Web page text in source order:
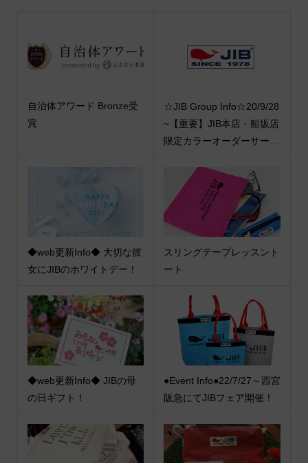
自治体アワード Bronze受
賞
☆JIB Group Info☆20/9/28
~【重要】JIB本店・船坂店
限定カラーオーダーサー...
◆web更新Info◆ 大切な彼
女にJIBのホワイトデー！
スリングテープレッスント
ート
◆web更新Info◆ JIBの母
の日ギフト！
●Event Info●22/7/27～西宮
阪急にてJIBフェア開催！